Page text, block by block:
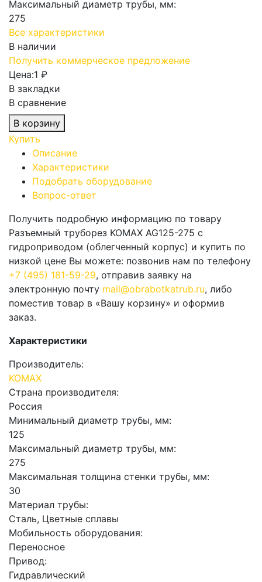
Максимальный диаметр трубы, мм:
275
Все характеристики
В наличии
Получить коммерческое предложение
Цена:1 ₽
В закладки
В сравнение
В корзину
Купить
Описание
Характеристики
Подобрать оборудование
Вопрос-ответ
Получить подробную информацию по товару
Разъемный труборез KOMAX AG125-275 с
гидроприводом (облегченный корпус) и купить по
низкой цене Вы можете: позвонив нам по телефону
+7 (495) 181-59-29, отправив заявку на
электронную почту mail@obrabotkatrub.ru, либо
поместив товар в «Вашу корзину» и оформив
заказ.
Характеристики
Производитель:
KOMAX
Страна производителя:
Россия
Минимальный диаметр трубы, мм:
125
Максимальный диаметр трубы, мм:
275
Максимальная толщина стенки трубы, мм:
30
Материал трубы:
Сталь, Цветные сплавы
Мобильность оборудования:
Переносное
Привод:
Гидравлический